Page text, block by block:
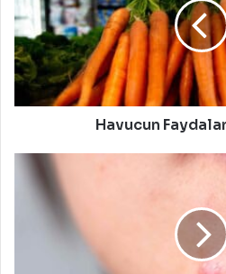
Havucun
Sivilce
Oluşumunu
Engellemek